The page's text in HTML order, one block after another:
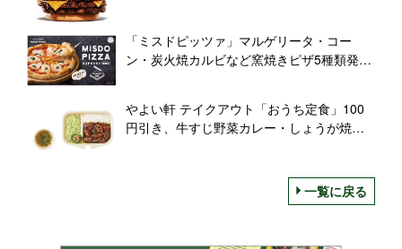
「ミスドピッツァ」マルゲリータ・コー
ン・炭火焼カルビなど窯焼きピザ5種類発
やよい軒 テイクアウト「おうち定食」100
円引き、牛すじ野菜カレー・しょうが焼カ
一覧に戻る